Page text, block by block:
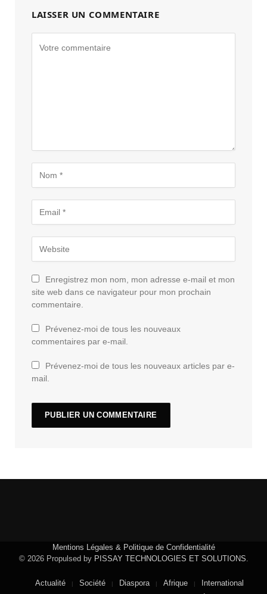
LAISSER UN COMMENTAIRE
Enregistrez mon nom, mon adresse e-mail et mon
site web dans ce navigateur pour mon prochain
commentaire.
Prévenez-moi de tous les nouveaux
commentaires par e-mail.
Prévenez-moi de tous les nouveaux articles par e-
mail.
Mentions Légales & Politique de Confidentialité
© 2026 Propulsed by PISSAY TECHNOLOGIES ET SOLUTIONS.
Actualité Société Diaspora Afrique International